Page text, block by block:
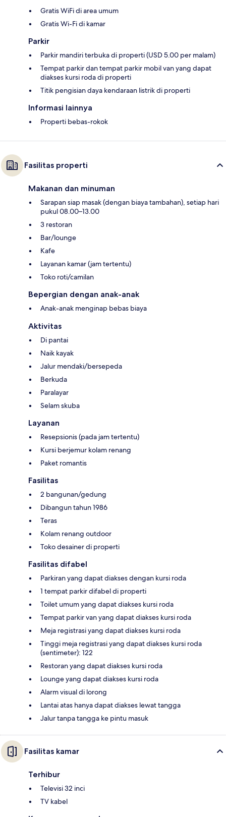
Gratis WiFi di area umum
Gratis Wi-Fi di kamar
Parkir
Parkir mandiri terbuka di properti (USD 5.00 per malam)
Tempat parkir dan tempat parkir mobil van yang dapat
diakses kursi roda di properti
Titik pengisian daya kendaraan listrik di properti
Informasi lainnya
Properti bebas-rokok
Fasilitas properti
Makanan dan minuman
Sarapan siap masak (dengan biaya tambahan), setiap hari
pukul 08.00–13.00
3 restoran
Bar/lounge
Kafe
Layanan kamar (jam tertentu)
Toko roti/camilan
Bepergian dengan anak-anak
Anak-anak menginap bebas biaya
Aktivitas
Di pantai
Naik kayak
Jalur mendaki/bersepeda
Berkuda
Paralayar
Selam skuba
Layanan
Resepsionis (pada jam tertentu)
Kursi berjemur kolam renang
Paket romantis
Fasilitas
2 bangunan/gedung
Dibangun tahun 1986
Teras
Kolam renang outdoor
Toko desainer di properti
Fasilitas difabel
Parkiran yang dapat diakses dengan kursi roda
1 tempat parkir difabel di properti
Toilet umum yang dapat diakses kursi roda
Tempat parkir van yang dapat diakses kursi roda
Meja registrasi yang dapat diakses kursi roda
Tinggi meja registrasi yang dapat diakses kursi roda
(sentimeter): 122
Restoran yang dapat diakses kursi roda
Lounge yang dapat diakses kursi roda
Alarm visual di lorong
Lantai atas hanya dapat diakses lewat tangga
Jalur tanpa tangga ke pintu masuk
Fasilitas kamar
Terhibur
Televisi 32 inci
TV kabel